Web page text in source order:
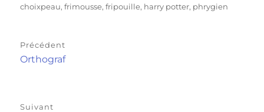
le
choixpeau,frimousse,fripouille, harry potter, phrygien
de
Précédent
Publication
Orthograf
Suivant